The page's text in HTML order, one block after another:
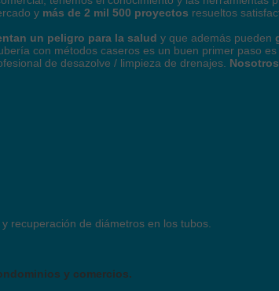
y más de 2 mil 500 proyectos resueltos
un peligro para la salud y que además pueden
con métodos caseros es un buen primer paso
de desazolve / limpieza de drenajes.
recuperación de diámetros en los tubos.
y comercios.